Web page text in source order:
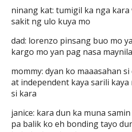
ninang kat: tumigil ka nga
sakit ng ulo kuya mo
dad: lorenzo pinsang buo mo
kargo mo yan pag nasa
mommy: dyan ko maaasahan
at independent kaya sarili kaya
si kara
janice: kara dun ka muna
pa balik ko eh bonding tayo